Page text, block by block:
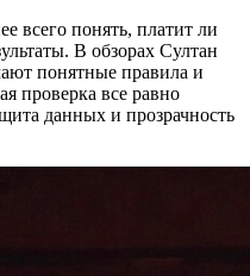
всего понять, платит ли
В обзорах Султан
понятные правила и
проверка все равно
данных и прозрачность